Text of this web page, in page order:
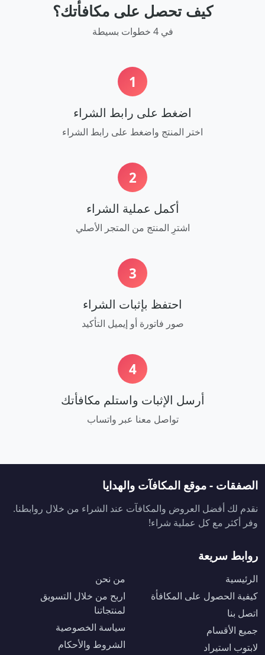
كيف تحصل على مكافأتك؟
في 4 خطوات بسيطة
1
اضغط على رابط الشراء
اختر المنتج واضغط على رابط الشراء
2
أكمل عملية الشراء
اشترِ المنتج من المتجر الأصلي
3
احتفظ بإثبات الشراء
صور فاتورة أو إيميل التأكيد
4
أرسل الإثبات واستلم مكافأتك
تواصل معنا عبر واتساب
الصفقات - موقع المكافآت والهدايا
نقدم لك أفضل العروض والمكافآت عند الشراء من خلال روابطنا.
وفر أكثر مع كل عملية شراء!
روابط سريعة
الرئيسية
كيفية الحصول على المكافأة
اتصل بنا
جميع الأقسام
لابتوب استيراد
من نحن
اربح من خلال التسويق
لمنتجاتنا
سياسة الخصوصية
الشروط والأحكام